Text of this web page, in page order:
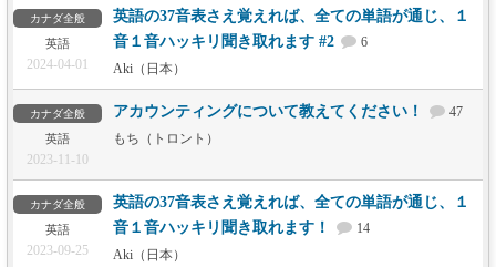
カナダ全般
英語
2024-04-01
英語の37音表さえ覚えれば、全ての単語が通じ、１
音１音ハッキリ聞き取れます #2
6
Aki（日本）
カナダ全般
英語
2023-11-10
アカウンティングについて教えてください！
47
もち（トロント）
カナダ全般
英語
2023-09-25
英語の37音表さえ覚えれば、全ての単語が通じ、１
音１音ハッキリ聞き取れます！
14
Aki（日本）